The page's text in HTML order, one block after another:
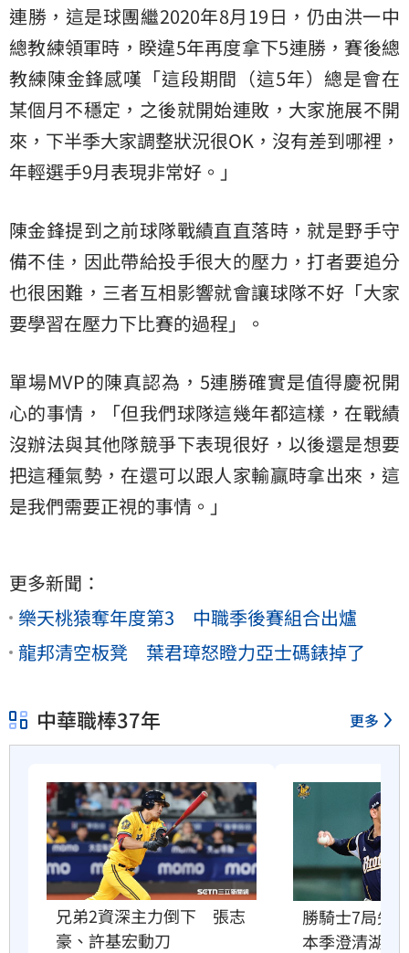
連勝，這是球團繼2020年8月19日，仍由洪一中
總教練領軍時，睽違5年再度拿下5連勝，賽後總
教練陳金鋒感嘆「這段期間（這5年）總是會在
某個月不穩定，之後就開始連敗，大家施展不開
來，下半季大家調整狀況很OK，沒有差到哪裡，
年輕選手9月表現非常好。」
陳金鋒提到之前球隊戰績直直落時，就是野手守
備不佳，因此帶給投手很大的壓力，打者要追分
也很困難，三者互相影響就會讓球隊不好「大家
要學習在壓力下比賽的過程」。
單場MVP的陳真認為，5連勝確實是值得慶祝開
心的事情，「但我們球隊這幾年都這樣，在戰績
沒辦法與其他隊競爭下表現很好，以後還是想要
把這種氣勢，在還可以跟人家輸贏時拿出來，這
是我們需要正視的事情。」
更多新聞：
樂天桃猿奪年度第3 中職季後賽組合出爐
龍邦清空板凳 葉君璋怒瞪力亞士碼錶掉了
中華職棒37年 更多
兄弟2資深主力倒下　張志
豪、許基宏動刀
勝騎士7局失
本季澄清湖首